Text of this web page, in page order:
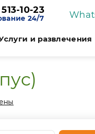
10-23
24/7
и развлечения